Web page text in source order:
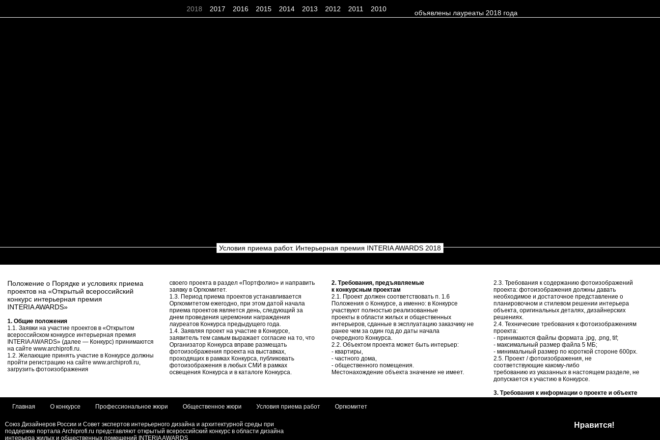
2018 2017 2016 2015 2014 2013 2012 2011 2010 объявлены лауреаты 2018 года
Условия приема работ. Интерьерная премия INTERIA AWARDS 2018
Положение о Порядке и условиях приема
проектов на «Открытый всероссийский
конкурс интерьерная премия
INTERIA AWARDS»
1. Общие положения
1.1. Заявки на участие проектов в «Открытом
всероссийском конкурсе интерьерная премия
INTERIA AWARDS» (далее — Конкурс) принимаются
на сайте www.archiprofi.ru.
1.2. Желающие принять участие в Конкурсе должны
пройти регистрацию на сайте www.archiprofi.ru,
загрузить фотоизображения
своего проекта в раздел «Портфолио» и направить
заявку в Оргкомитет.
1.3. Период приема проектов устанавливается
Оргкомитетом ежегодно, при этом датой начала
приема проектов является день, следующий за
днем проведения церемонии награждения
лауреатов Конкурса предыдущего года.
1.4. Заявляя проект на участие в Конкурсе,
заявитель тем самым выражает согласие на то, что
Организатор Конкурса вправе размещать
фотоизображения проекта на выставках,
проходящих в рамках Конкурса, публиковать
фотоизображения в любых СМИ в рамках
освещения Конкурса и в каталоге Конкурса.
2. Требования, предъявляемые
к конкурсным проектам
2.1. Проект должен соответствовать п. 1.6
Положения о Конкурсе, а именно: в Конкурсе
участвуют полностью реализованные
проекты в области жилых и общественных
интерьеров, сданные в эксплуатацию заказчику не
ранее чем за один год до даты начала
очередного Конкурса.
2.2. Объектом проекта может быть интерьер:
- квартиры,
- частного дома,
- общественного помещения.
Местонахождение объекта значение не имеет.
2.3. Требования к содержанию фотоизображений
проекта: фотоизображения должны давать
необходимое и достаточное представление о
планировочном и стилевом решении интерьера
объекта, оригинальных деталях, дизайнерских
решениях.
2.4. Технические требования к фотоизображениям
проекта:
- принимаются файлы формата .jpg, .png, tif;
- максимальный размер файла 5 МБ;
- минимальный размер по короткой стороне 600px.
2.5. Проект / фотоизображения, не
соответствующие какому-либо
требованию из указанных в настоящем разделе, не
допускается к участию в Конкурсе.
3. Требования к информации о проекте и объекте
- Ф.И.О. автора(ов) проекта (архитектор / дизайнер);
- Ф.И.О. автора фотоизображений проекта
Главная О конкурсе Профессиональное жюри Общественное жюри Условия приема работ Оргкомитет
Союз Дизайнеров России и Совет экспертов интерьерного дизайна и архитектурной среды при
поддержке портала Archiprofi.ru представляют открытый всероссийский конкурс в области дизайна
интерьера жилых и общественных помещений INTERIA AWARDS
Нравится!